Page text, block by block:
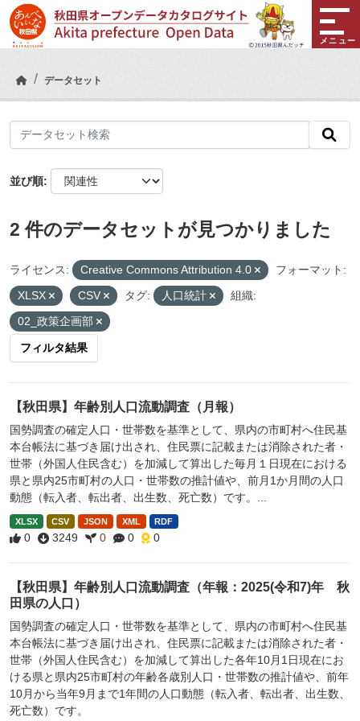
Skip to main content
メニュー
データセット
並び順
2 件のデータセットが見つかりました
ライセンス: Creative Commons Attribution 4.0
フォーマット:
XLSX
CSV タグ: 人口統計
組織:
02_政策企画部
フィルタ結果
【秋田県】年齢別人口流動調査（月報）
国勢調査の確定人口・世帯数を基準として、県内の市町村へ住民基
本台帳法に基づき届け出され、住民票に記載または消除された者・
世帯（外国人住民含む）を加減して算出した毎月１日現在における
県と県内25市町村の人口・世帯数の推計値や、前月1か月間の人口
動態（転入者、転出者、出生数、死亡数）です。...
XLSX CSV JSON XML RDF
0 3249 0 0 0
【秋田県】年齢別人口流動調査（年報：2025(令和7)年 秋
田県の人口）
国勢調査の確定人口・世帯数を基準として、県内の市町村へ住民基
本台帳法に基づき届け出され、住民票に記載または消除された者・
世帯（外国人住民含む）を加減して算出した各年10月1日現在にお
ける県と県内25市町村の年齢各歳別人口・世帯数の推計値や、前年
10月から当年9月まで1年間の人口動態（転入者、転出者、出生数、
死亡数）です。